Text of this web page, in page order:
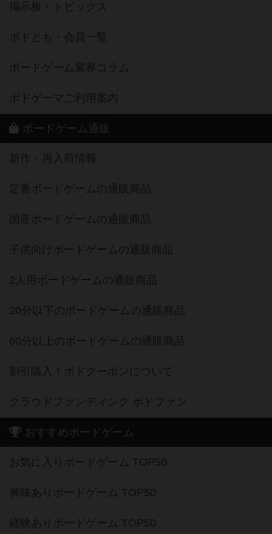
掲示板・トピックス
ボドとも・会員一覧
ボードゲーム業界コラム
ボドゲーマご利用案内
ボードゲーム通販
新作・再入荷情報
定番ボードゲームの通販商品
国産ボードゲームの通販商品
子供向けボードゲームの通販商品
2人用ボードゲームの通販商品
20分以下のボードゲームの通販商品
60分以上のボードゲームの通販商品
割引購入！ボドクーポンについて
クラウドファンディング ボドファン
おすすめボードゲーム
お気に入りボードゲーム TOP50
興味ありボードゲーム TOP50
経験ありボードゲーム TOP50